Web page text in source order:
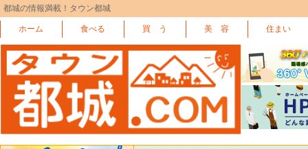
都城の情報満載！タウン都城
ホーム 食べる 買 う 美 容 住まい